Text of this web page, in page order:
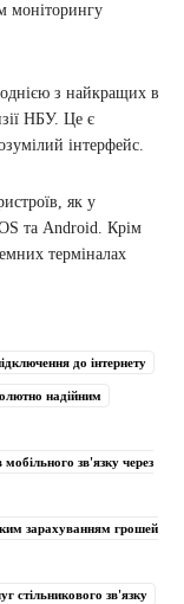
моніторингу
з найкращих в
НБУ. Це є
інтерфейс.
як у
та Android. Крім
терміналах
до інтернету
надійним
зв'язку через
зарахуванням грошей
стільникового зв'язку